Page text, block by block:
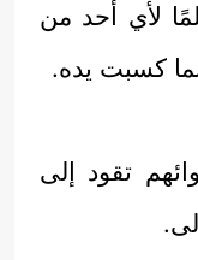
لأي أحد من
بما كسبت يده.
تقود إلى